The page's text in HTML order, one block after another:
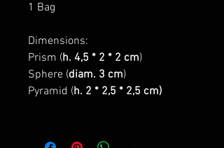
1 Bag
Dimensions:
Prism (h. 4,5 * 2 * 2 cm)
Sphere (diam. 3 cm)
Pyramid (h. 2 * 2,5 * 2,5 cm)